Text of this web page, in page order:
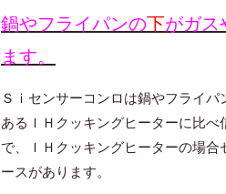
鍋やフライパンの下がガス
ます。
Ｓｉセンサーコンロは鍋やフライ
あるＩＨクッキングヒーターに比
で、ＩＨクッキングヒーターの場
ースがあります。